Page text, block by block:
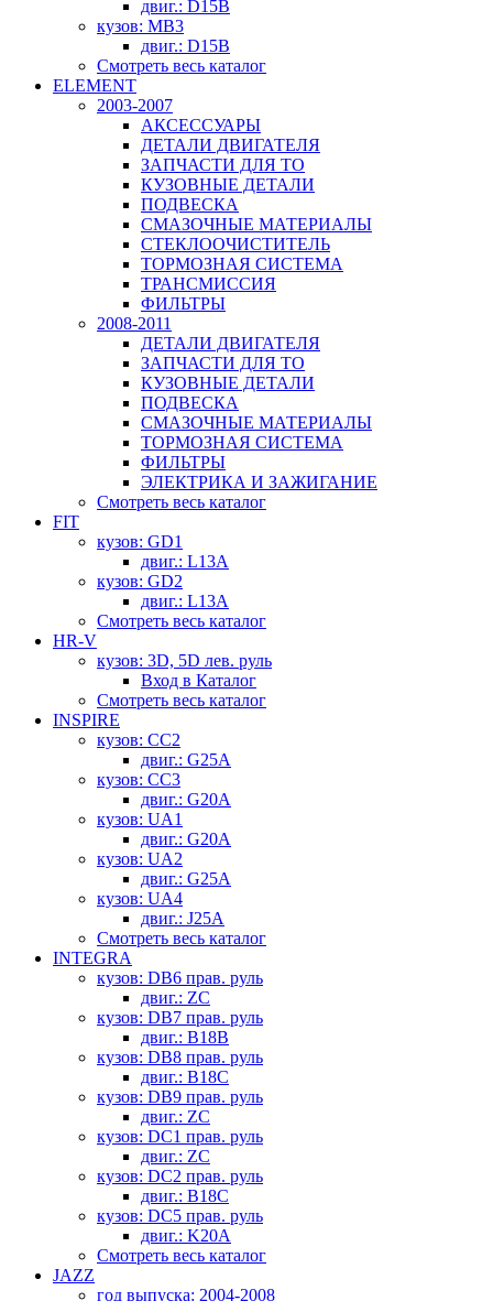
двиг.: D15B
кузов: MB3
двиг.: D15B
Смотреть весь каталог
ELEMENT
2003-2007
АКСЕССУАРЫ
ДЕТАЛИ ДВИГАТЕЛЯ
ЗАПЧАСТИ ДЛЯ ТО
КУЗОВНЫЕ ДЕТАЛИ
ПОДВЕСКА
СМАЗОЧНЫЕ МАТЕРИАЛЫ
СТЕКЛООЧИСТИТЕЛЬ
ТОРМОЗНАЯ СИСТЕМА
ТРАНСМИССИЯ
ФИЛЬТРЫ
2008-2011
ДЕТАЛИ ДВИГАТЕЛЯ
ЗАПЧАСТИ ДЛЯ ТО
КУЗОВНЫЕ ДЕТАЛИ
ПОДВЕСКА
СМАЗОЧНЫЕ МАТЕРИАЛЫ
ТОРМОЗНАЯ СИСТЕМА
ФИЛЬТРЫ
ЭЛЕКТРИКА И ЗАЖИГАНИЕ
Смотреть весь каталог
FIT
кузов: GD1
двиг.: L13A
кузов: GD2
двиг.: L13A
Смотреть весь каталог
HR-V
кузов: 3D, 5D лев. руль
Вход в Каталог
Смотреть весь каталог
INSPIRE
кузов: CC2
двиг.: G25A
кузов: CC3
двиг.: G20A
кузов: UA1
двиг.: G20A
кузов: UA2
двиг.: G25A
кузов: UA4
двиг.: J25A
Смотреть весь каталог
INTEGRA
кузов: DB6 прав. руль
двиг.: ZC
кузов: DB7 прав. руль
двиг.: B18B
кузов: DB8 прав. руль
двиг.: B18C
кузов: DB9 прав. руль
двиг.: ZC
кузов: DC1 прав. руль
двиг.: ZC
кузов: DC2 прав. руль
двиг.: B18C
кузов: DC5 прав. руль
двиг.: K20A
Смотреть весь каталог
JAZZ
год выпуска: 2004-2008